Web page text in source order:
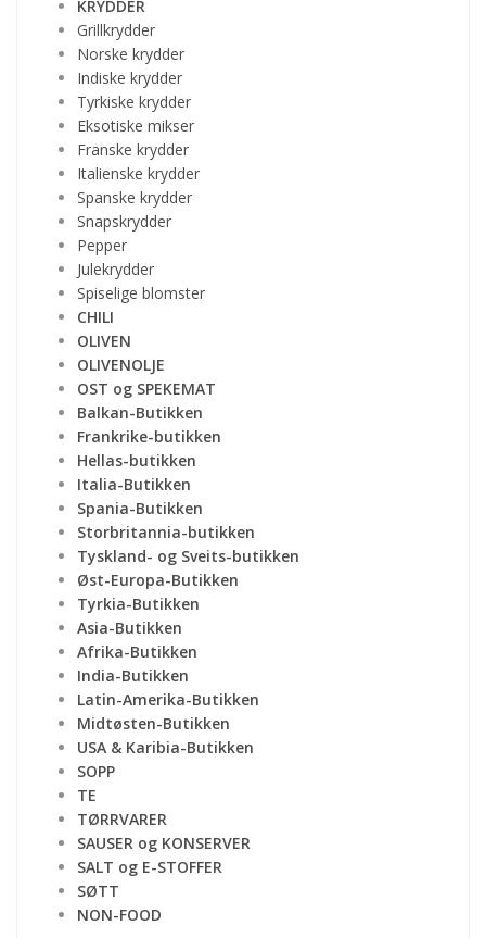
KRYDDER
Grillkrydder
Norske krydder
Indiske krydder
Tyrkiske krydder
Eksotiske mikser
Franske krydder
Italienske krydder
Spanske krydder
Snapskrydder
Pepper
Julekrydder
Spiselige blomster
CHILI
OLIVEN
OLIVENOLJE
OST og SPEKEMAT
Balkan-Butikken
Frankrike-butikken
Hellas-butikken
Italia-Butikken
Spania-Butikken
Storbritannia-butikken
Tyskland- og Sveits-butikken
Øst-Europa-Butikken
Tyrkia-Butikken
Asia-Butikken
Afrika-Butikken
India-Butikken
Latin-Amerika-Butikken
Midtøsten-Butikken
USA & Karibia-Butikken
SOPP
TE
TØRRVARER
SAUSER og KONSERVER
SALT og E-STOFFER
SØTT
NON-FOOD